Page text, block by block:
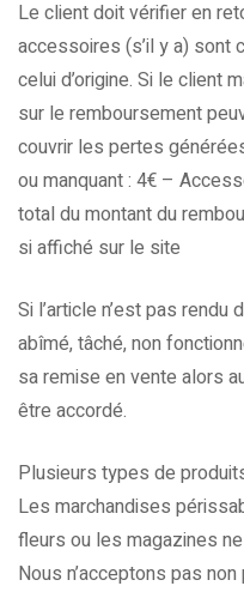
Le client doit vérifier en
accessoires (s’il y a) sont
celui d’origine. Si le client
sur le remboursement
couvrir les pertes
ou manquant : 4€ –
total du montant du
si affiché sur le site
Si l’article n’est pas rendu
abîmé, tâché, non
sa remise en vente alors
être accordé.
Plusieurs types de
Les marchandises
fleurs ou les magazines
Nous n’acceptons pas